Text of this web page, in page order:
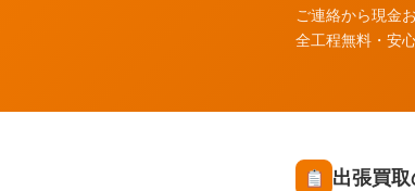
ご連絡から現金
全工程無料・安
出張買